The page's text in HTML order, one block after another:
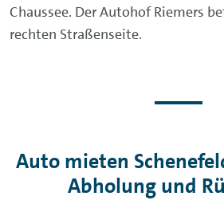
Chaussee. Der Autohof Riemers
rechten Straßenseite.
Auto mieten
Abholung und